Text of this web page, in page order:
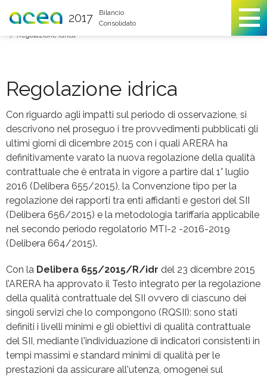
2017
Bilancio
Consolidato
You are here
Tariffe per il servizio di trasporto
Regolazione idrica
Regolazione idrica
Con riguardo agli impatti sul periodo di osservazione, si
descrivono nel proseguo i tre provvedimenti pubblicati gli
ultimi giorni di dicembre 2015 con i quali ARERA ha
definitivamente varato la nuova regolazione della qualità
contrattuale che è entrata in vigore a partire dal 1° luglio
2016 (Delibera 655/2015), la Convenzione tipo per la
regolazione dei rapporti tra enti affidanti e gestori del SII
(Delibera 656/2015) e la metodologia tariffaria applicabile
nel secondo periodo regolatorio MTI-2 -2016-2019
(Delibera 664/2015).
Con la Delibera 655/2015/R/idr del 23 dicembre 2015
l’ARERA ha approvato il Testo integrato per la regolazione
della qualità contrattuale del SII ovvero di ciascuno dei
singoli servizi che lo compongono (RQSII): sono stati
definiti i livelli minimi e gli obiettivi di qualità contrattuale
del SII, mediante l'individuazione di indicatori consistenti in
tempi massimi e standard minimi di qualità per le
prestazioni da assicurare all'utenza, omogenei sul